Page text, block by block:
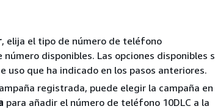
, elija el tipo de número de teléfono
disponibles. Las opciones disponibles
uso que ha indicado en los pasos anteriores.
registrada, puede elegir la campaña en
para añadir el número de teléfono 10DLC a la